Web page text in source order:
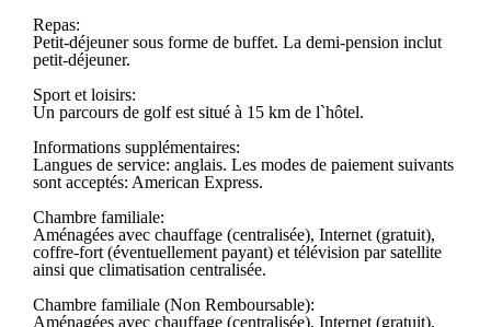
Repas:
Petit-déjeuner sous forme de buffet. La demi-pension inclut
petit-déjeuner.
Sport et loisirs:
Un parcours de golf est situé à 15 km de l`hôtel.
Informations supplémentaires:
Langues de service: anglais. Les modes de paiement suivants
sont acceptés: American Express.
Chambre familiale:
Aménagées avec chauffage (centralisée), Internet (gratuit),
coffre-fort (éventuellement payant) et télévision par satellite
ainsi que climatisation centralisée.
Chambre familiale (Non Remboursable):
Aménagées avec chauffage (centralisée), Internet (gratuit),